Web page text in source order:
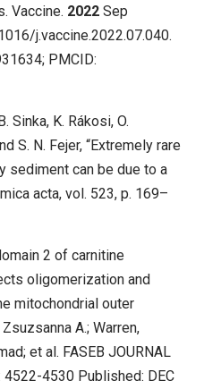
Vaccine. 2022 Sep
j.vaccine.2022.07.040.
PMCID:
Sinka, K. Rákosi, O.
S. N. Fejer, “Extremely rare
sediment can be due to a
acta, vol. 523, p. 169–
2 of carnitine
oligomerization and
mitochondrial outer
A.; Warren,
et al. FASEB JOURNAL
4530 Published: DEC